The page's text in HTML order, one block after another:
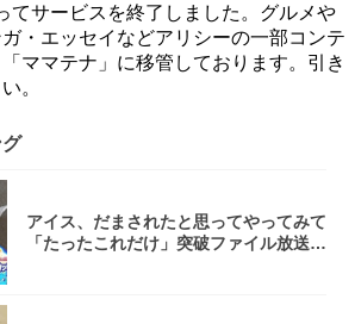
てサービスを終了しました。グルメや
・エッセイなどアリシーの一部コンテ
ママテナ」に移管しております。引き
。
アイス、だまされたと思ってやってみて
「たったこれだけ」突破ファイル放送で